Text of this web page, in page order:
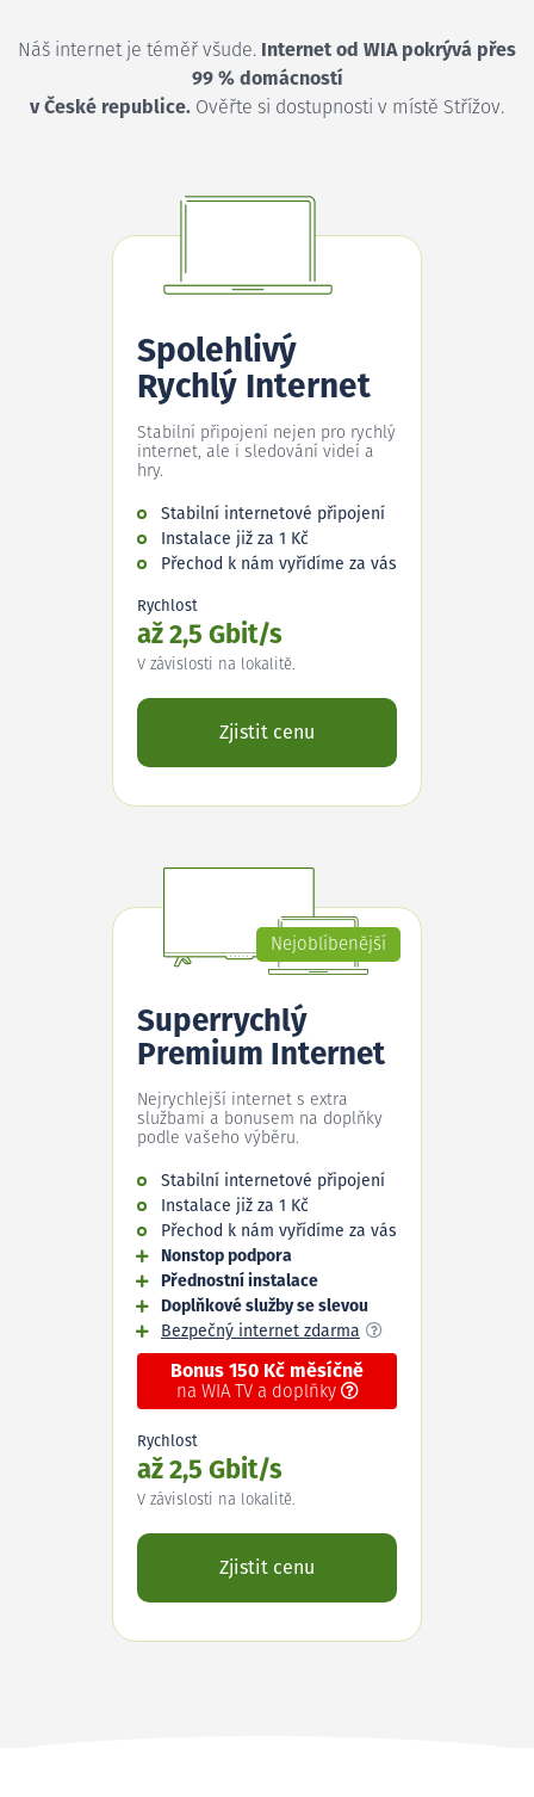
Náš internet je téměř všude. Internet od WIA pokrývá přes
99 % domácností
v České republice. Ověřte si dostupnosti v místě Střížov.
Spolehlivý
Rychlý Internet
Stabilní připojení nejen pro rychlý
internet, ale i sledování videí a
hry.
Stabilní internetové připojení
Instalace již za 1 Kč
Přechod k nám vyřídíme za vás
Rychlost
až 2,5 Gbit/s
V závislosti na lokalitě.
Zjistit cenu
Nejoblíbenější
Superrychlý
Premium Internet
Nejrychlejší internet s extra
službami a bonusem na doplňky
podle vašeho výběru.
Stabilní internetové připojení
Instalace již za 1 Kč
Přechod k nám vyřídíme za vás
Nonstop podpora
Přednostní instalace
Doplňkové služby se slevou
Bezpečný internet zdarma
Bonus 150 Kč měsíčně
na WIA TV a doplňky
Rychlost
až 2,5 Gbit/s
V závislosti na lokalitě.
Zjistit cenu